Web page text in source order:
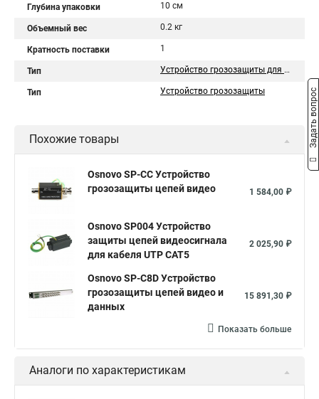
Глубина упаковки 10 см
Объемный вес 0.2 кг
Кратность поставки 1
Тип Устройство грозозащиты для цепей
Тип Устройство грозозащиты
Похожие товары
Osnovo SP-CC Устройство
грозозащиты цепей видео
1 584,00 ₽
Osnovo SP004 Устройство
защиты цепей видеосигнала
для кабеля UTP CAT5
2 025,90 ₽
Osnovo SP-C8D Устройство
грозозащиты цепей видео и
данных
15 891,30 ₽
Показать больше
Аналоги по характеристикам
Задать вопрос